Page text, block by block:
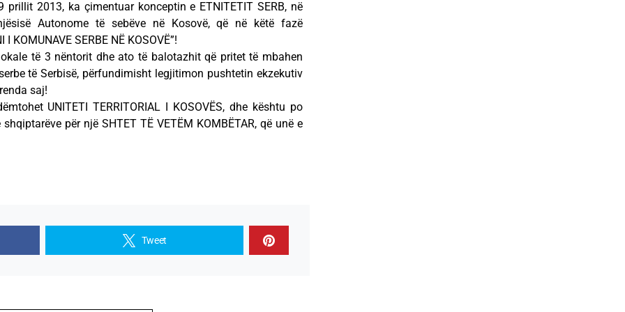
2013, ka çimentuar konceptin e ETNITETIT SERB, në
Autonome të sebëve në Kosovë, që në këtë fazë
KOMUNAVE SERBE NË KOSOVË”!
lokale të 3 nëntorit dhe ato të balotazhit që pritet të mbahen
të Serbisë, përfundimisht legjitimon pushtetin ekzekutiv
saj!
UNITETI TERRITORIAL I KOSOVËS, dhe kështu po
për një SHTET TË VETËM KOMBËTAR, që unë e
Tweet